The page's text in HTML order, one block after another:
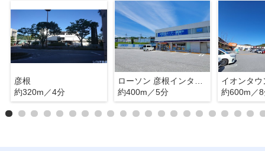
彦根
約320m／4分
約400m／5分
イオンタウ
約600m／